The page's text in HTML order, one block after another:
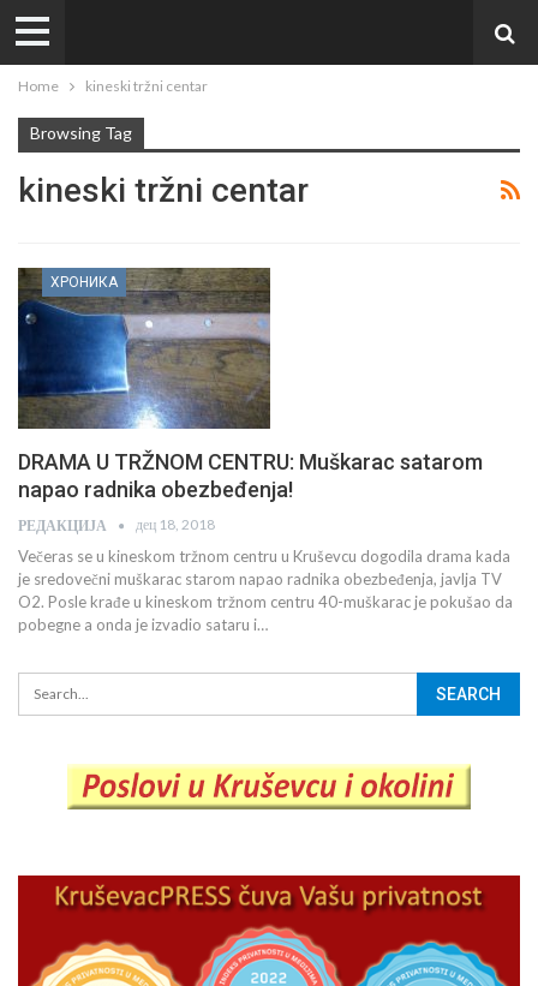
Home kineski tržni centar
Browsing Tag
kineski tržni centar
ХРОНИКА
DRAMA U TRŽNOM CENTRU: Muškarac satarom
napao radnika obezbeđenja!
РЕДАКЦИЈА дец 18, 2018
Večeras se u kineskom tržnom centru u Kruševcu dogodila drama kada
je sredovečni muškarac starom napao radnika obezbeđenja, javlja TV
O2. Posle krađe u kineskom tržnom centru 40-muškarac je pokušao da
pobegne a onda je izvadio sataru i…